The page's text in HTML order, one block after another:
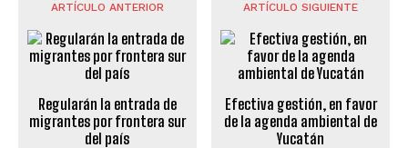
ARTÍCULO ANTERIOR
Regularán la entrada de
migrantes por frontera sur
del país
ARTÍCULO SIGUIENTE
Efectiva gestión, en favor
de la agenda ambiental de
Yucatán